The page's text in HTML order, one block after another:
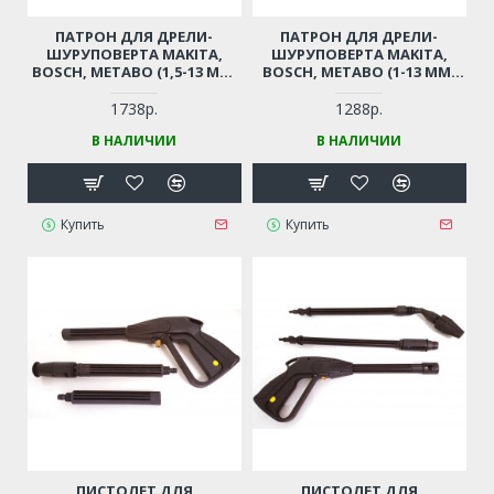
ПАТРОН ДЛЯ ДРЕЛИ-
ШУРУПОВЕРТА MAKITA,
BOSCH, METABO (1,5-13 ММ,
ПРОФЕССИОНАЛЬНЫЙ
БЫСТРОЗАЖИМНОЙ С
ТРЕЩЕТКОЙ
1738р.
В НАЛИЧИИ
Купить
ПАТРОН ДЛЯ ДРЕЛИ-
ШУРУПОВЕРТА MAKITA,
BOSCH, METABO (1-13 ММ,
ПРОФЕССИОНАЛЬНЫЙ
БЫСТРОЗАЖИМНОЙ С
ТРЕЩЕТКОЙ
1288р.
В НАЛИЧИИ
Купить